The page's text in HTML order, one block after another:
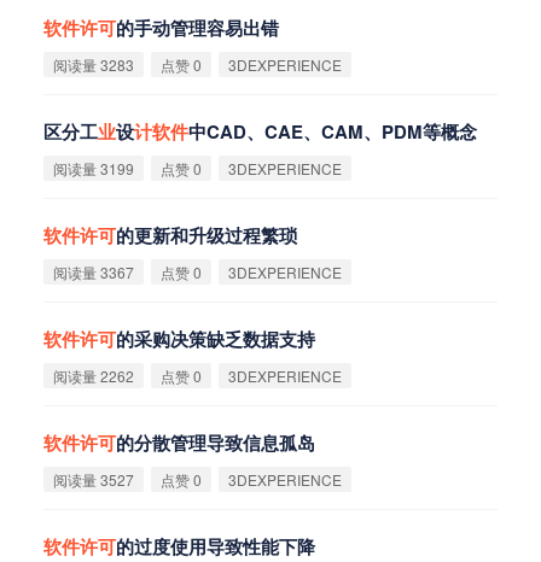
软件许可的手动管理容易出错
阅读量 3283 点赞 0 3DEXPERIENCE
区分工业设计软件中CAD、CAE、CAM、PDM等概念
阅读量 3199 点赞 0 3DEXPERIENCE
软件许可的更新和升级过程繁琐
阅读量 3367 点赞 0 3DEXPERIENCE
软件许可的采购决策缺乏数据支持
阅读量 2262 点赞 0 3DEXPERIENCE
软件许可的分散管理导致信息孤岛
阅读量 3527 点赞 0 3DEXPERIENCE
软件许可的过度使用导致性能下降